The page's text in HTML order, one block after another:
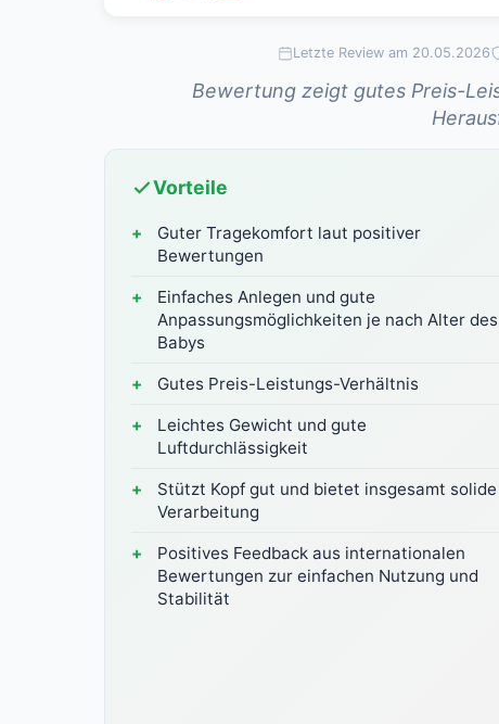
Letzte Review am 20.05.2026
Bewertung zeigt gutes Preis-
Vorteile
Guter Tragekomfort laut positiver
Bewertungen
Einfaches Anlegen und gute
Anpassungsmöglichkeiten je nach Alter des
Babys
Gutes Preis-Leistungs-Verhältnis
Leichtes Gewicht und gute
Luftdurchlässigkeit
Stützt Kopf gut und bietet insgesamt solide
Verarbeitung
Positives Feedback aus internationalen
Bewertungen zur einfachen Nutzung und
Stabilität